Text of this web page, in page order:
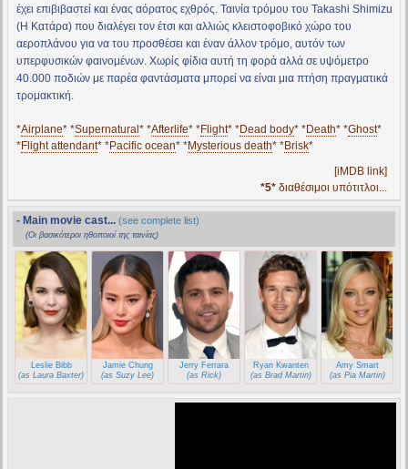
έχει επιβιβαστεί και ένας αόρατος εχθρός. Ταινία τρόμου του Takashi Shimizu
(Η Κατάρα) που διαλέγει τον έτσι και αλλιώς κλειστοφοβικό χώρο του
αεροπλάνου για να του προσθέσει και έναν άλλον τρόμο, αυτόν των
υπερφυσικών φαινομένων. Χωρίς φίδια αυτή τη φορά αλλά σε υψόμετρο
40.000 ποδιών με παρέα φαντάσματα μπορεί να είναι μια πτήση πραγματικά
τρομακτική.
*Airplane* *Supernatural * *Afterlife* *Flight* *Dead body* *Death* *Ghost*
*Flight attendant* *Pacific ocean* *Mysterious death* *Brisk*
[iMDB link]
*5* διαθέσιμοι υπότιτλοι...
- Main movie cast... (see complete list)
(Οι βασικότεροι ηθοποιοί της ταινίας)
Leslie Bibb
(as Laura Baxter)
Jamie Chung
(as Suzy Lee)
Jerry Ferrara
(as Rick)
Ryan Kwanten
(as Brad Martin)
Amy Smart
(as Pia Martin)